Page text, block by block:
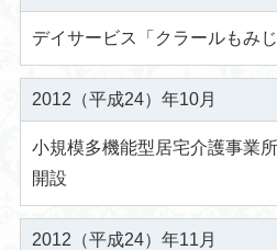
デイサービス「クラールもみ
2012（平成24）年10月
小規模多機能型居宅介護事業
開設
2012（平成24）年11月